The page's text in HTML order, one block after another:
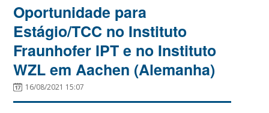
Oportunidade para
Estágio/TCC no Instituto
Fraunhofer IPT e no Instituto
WZL em Aachen (Alemanha)
16/08/2021 15:07